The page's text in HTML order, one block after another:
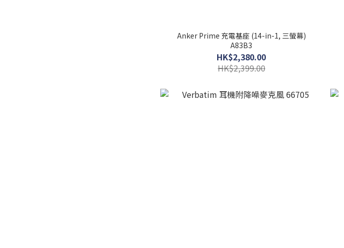
Anker Prime 充電基座 (14-in-1, 三螢幕)
A83B3
HK$2,380.00
HK$2,399.00